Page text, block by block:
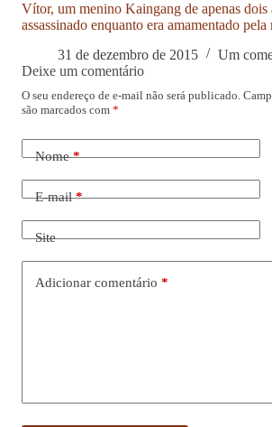
Vítor, um menino Kaingang de apenas dois
assassinado enquanto era amamentado pela
31 de dezembro de 2015
Um
Deixe um comentário
O seu endereço de e-mail não será publicado.
são marcados com *
Nome*
E-mail*
Site
Adicionar comentário *